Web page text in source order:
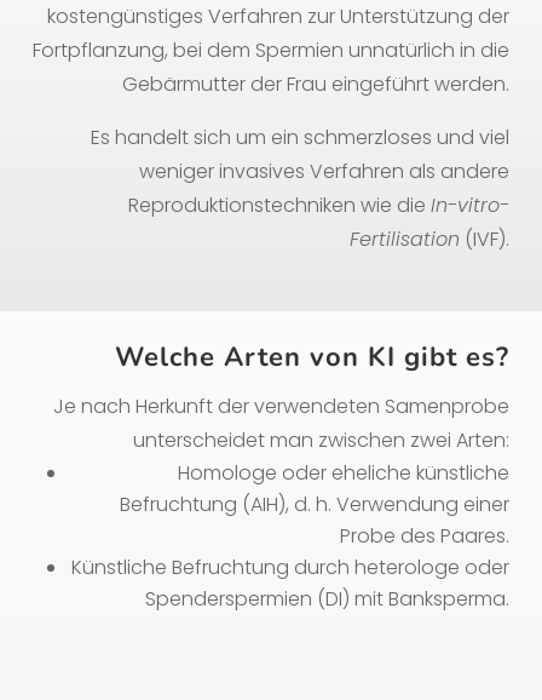
kostengünstiges Verfahren zur Unterstützung der
Fortpflanzung, bei dem Spermien unnatürlich in die
Gebärmutter der Frau eingeführt werden.
Es handelt sich um ein schmerzloses und viel
weniger invasives Verfahren als andere
Reproduktionstechniken wie dieIn-vitro-
Fertilisation (IVF).
Welche Arten von KI gibt es?
Je nach Herkunft der verwendeten Samenprobe
unterscheidet man zwischen zwei Arten:
Homologe oder eheliche künstliche
Befruchtung (AIH), d. h. Verwendung einer
Probe des Paares.
Künstliche Befruchtung durch heterologe oder
Spenderspermien (DI) mit Banksperma.